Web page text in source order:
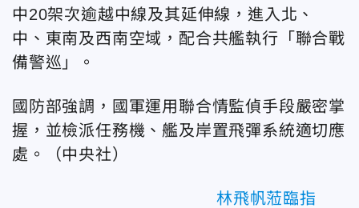
中20架次逾越中線及其延伸線，進入北、
中、東南及西南空域，配合共艦執行「聯合戰
備警巡」。
國防部強調，國軍運用聯合情監偵手段嚴密掌
握，並檢派任務機、艦及岸置飛彈系統適切應
處。（中央社）
林飛帆蒞臨指